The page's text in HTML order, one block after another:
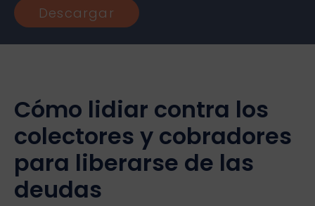
Descargar
Cómo lidiar contra los
colectores y cobradores
para liberarse de las
deudas